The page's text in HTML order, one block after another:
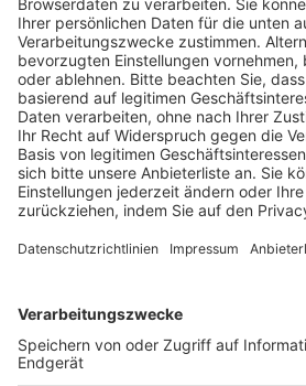
Trainerausbildung
Schulungsangebot Vereinsmitarbeiter
BFV-Geschäftsstellen
Trainerbörse
Login SpielPlus
FOLGE DEM BFV
TOP-VEREINE